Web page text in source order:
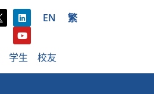
EN 繁
学生 校友